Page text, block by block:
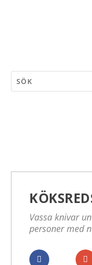
Vassa knivar
personer med